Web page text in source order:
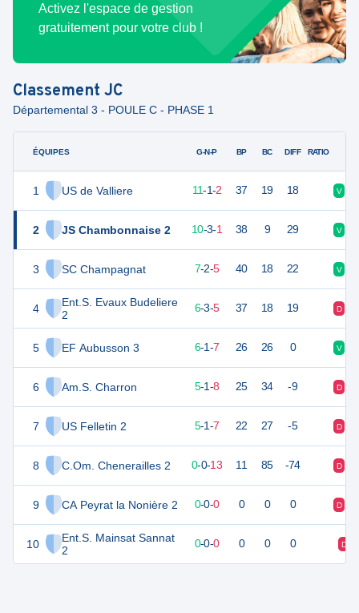
Activez l'espace de gestion
gratuitement pour votre club !
Classement JC
Départemental 3 - POULE C - PHASE 1
ÉQUIPES
1 US de Valliere
2 JS Chambonnaise 2
3 SC Champagnat
4
Ent.S. Evaux Budeliere
2
5 EF Aubusson 3
6 Am.S. Charron
7 US Felletin 2
8 C.Om. Chenerailles 2
9 CA Peyrat la Nonière 2
10
Ent.S. Mainsat Sannat
2
G-N-P BP BC DIFF RATIO
11-1-2 37 19 18 V
33 14 10-3-1 38 9 29 V
23 7-2-5 40 18 22 V
21 14 6-3-5 37 18 19 D
6-1-7 26 26 0 V
5-1-8 25 34 -9 D
5-1-7 22 27 -5 D
-1 14 0-0-13 11 85 -74 D
0 0 0-0-0 0 0 0 D
0 0 0-0-0 0 0 0 D